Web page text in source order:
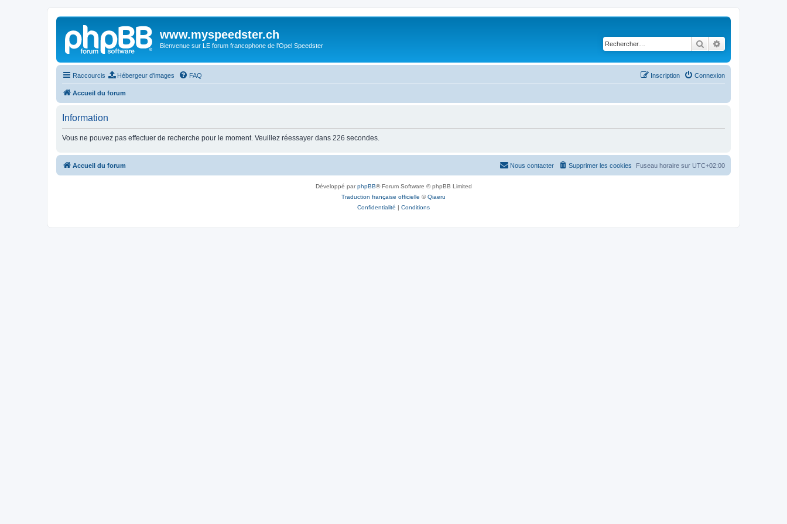
www.myspeedster.ch
Bienvenue sur LE forum francophone de l'Opel Speedster Rechercher
Raccourcis Hébergeur d'images FAQ Connexion
Inscription
Accueil du forum
Information
Vous ne pouvez pas effectuer de recherche pour le moment. Veuillez réessayer dans 226 secondes.
Accueil du forum Fuseau horaire sur UTC+02:00
Supprimer les cookies
Nous contacter
Développé parphpBB® Forum Software © phpBB Limited
Traduction française officielle ©Qiaeru
Confidentialité | Conditions